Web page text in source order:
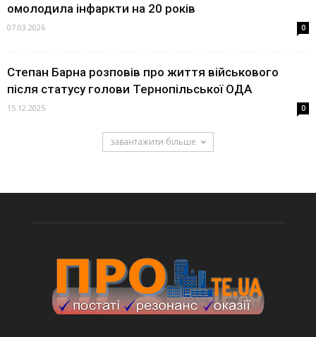
омолодила інфаркти на 20 років
07.03.2026 0
Степан Барна розповів про життя військового
після статусу голови Тернопільської ОДА
15.12.2025 0
завантажити більше